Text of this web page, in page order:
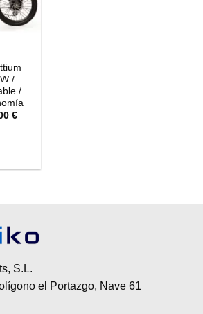
/
/
€Rango
2.080,00 €
S.L.
el Portazgo, Nave 61